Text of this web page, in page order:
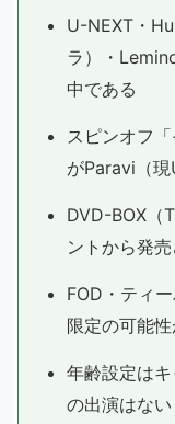
U-NEXT・
ラ）・
中である
スピンオフ
がParavi（
DVD-BOX（
ントから発
FOD・ティ
限定の可能
年齢設定は
の出演はない